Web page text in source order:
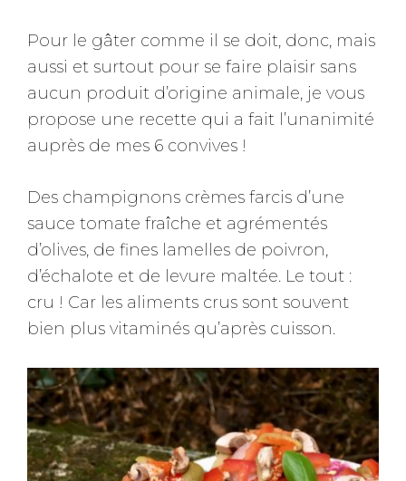
Pour le gâter comme il se doit, donc, mais
aussi et surtout pour se faire plaisir sans
aucun produit d’origine animale, je vous
propose une recette qui a fait l’unanimité
auprès de mes 6 convives !
Des champignons crèmes farcis d’une
sauce tomate fraîche et agrémentés
d’olives, de fines lamelles de poivron,
d’échalote et de levure maltée. Le tout :
cru ! Car les aliments crus sont souvent
bien plus vitaminés qu’après cuisson.